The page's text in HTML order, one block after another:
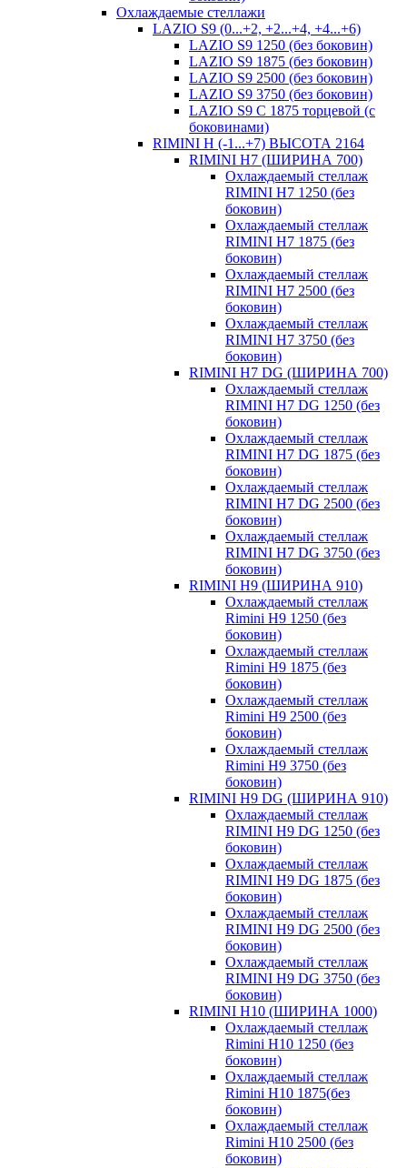
Охлаждаемые стеллажи
LAZIO S9 (0...+2, +2...+4, +4...+6)
LAZIO S9 1250 (без боковин)
LAZIO S9 1875 (без боковин)
LAZIO S9 2500 (без боковин)
LAZIO S9 3750 (без боковин)
LAZIO S9 C 1875 торцевой (с
боковинами)
RIMINI H (-1...+7) ВЫСОТА 2164
RIMINI H7 (ШИРИНА 700)
Охлаждаемый стеллаж
RIMINI H7 1250 (без
боковин)
Охлаждаемый стеллаж
RIMINI H7 1875 (без
боковин)
Охлаждаемый стеллаж
RIMINI H7 2500 (без
боковин)
Охлаждаемый стеллаж
RIMINI H7 3750 (без
боковин)
RIMINI H7 DG (ШИРИНА 700)
Охлаждаемый стеллаж
RIMINI H7 DG 1250 (без
боковин)
Охлаждаемый стеллаж
RIMINI H7 DG 1875 (без
боковин)
Охлаждаемый стеллаж
RIMINI H7 DG 2500 (без
боковин)
Охлаждаемый стеллаж
RIMINI H7 DG 3750 (без
боковин)
RIMINI H9 (ШИРИНА 910)
Охлаждаемый стеллаж
Rimini H9 1250 (без
боковин)
Охлаждаемый стеллаж
Rimini H9 1875 (без
боковин)
Охлаждаемый стеллаж
Rimini H9 2500 (без
боковин)
Охлаждаемый стеллаж
Rimini H9 3750 (без
боковин)
RIMINI H9 DG (ШИРИНА 910)
Охлаждаемый стеллаж
RIMINI H9 DG 1250 (без
боковин)
Охлаждаемый стеллаж
RIMINI H9 DG 1875 (без
боковин)
Охлаждаемый стеллаж
RIMINI H9 DG 2500 (без
боковин)
Охлаждаемый стеллаж
RIMINI H9 DG 3750 (без
боковин)
RIMINI H10 (ШИРИНА 1000)
Охлаждаемый стеллаж
Rimini H10 1250 (без
боковин)
Охлаждаемый стеллаж
Rimini H10 1875(без
боковин)
Охлаждаемый стеллаж
Rimini H10 2500 (без
боковин)